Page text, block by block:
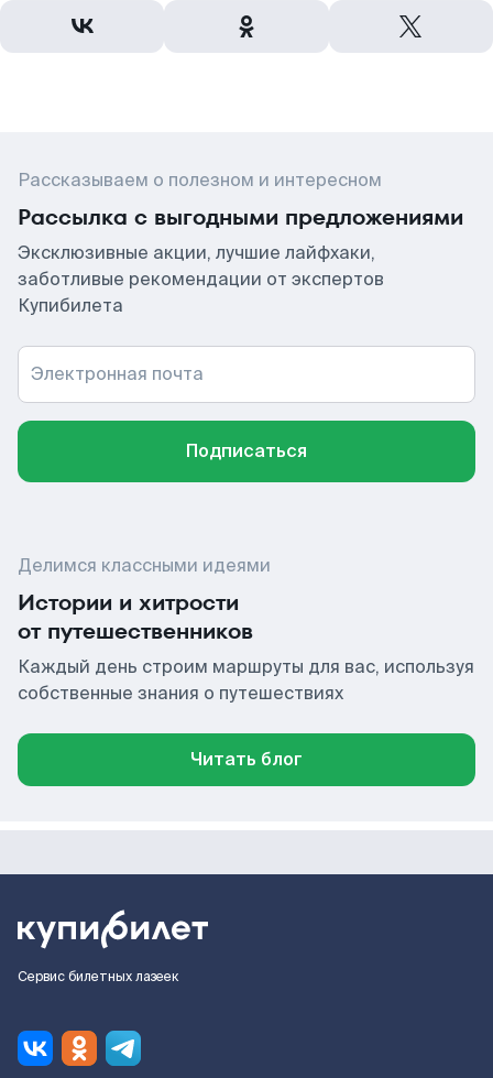
Рассказываем о полезном и интересном
Рассылка с выгодными предложениями
Эксклюзивные акции, лучшие лайфхаки,
заботливые рекомендации от экспертов
Купибилета
Электронная почта
Подписаться
Делимся классными идеями
Истории и хитрости
от путешественников
Каждый день строим маршруты для вас, используя
собственные знания о путешествиях
Читать блог
Сервис билетных лазеек